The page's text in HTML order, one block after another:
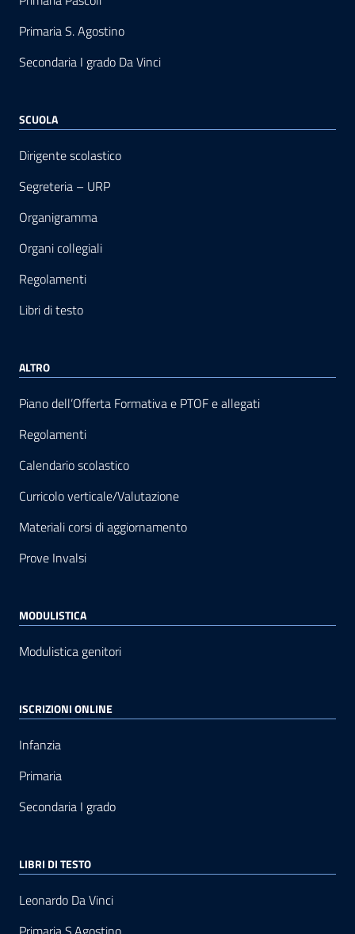
Primaria S. Agostino
Secondaria I grado Da Vinci
SCUOLA
Dirigente scolastico
Segreteria – URP
Organigramma
Organi collegiali
Regolamenti
Libri di testo
ALTRO
Piano dell’Offerta Formativa e PTOF e allegati
Regolamenti
Calendario scolastico
Curricolo verticale/Valutazione
Materiali corsi di aggiornamento
Prove Invalsi
MODULISTICA
Modulistica genitori
ISCRIZIONI ONLINE
Infanzia
Primaria
Secondaria I grado
LIBRI DI TESTO
Leonardo Da Vinci